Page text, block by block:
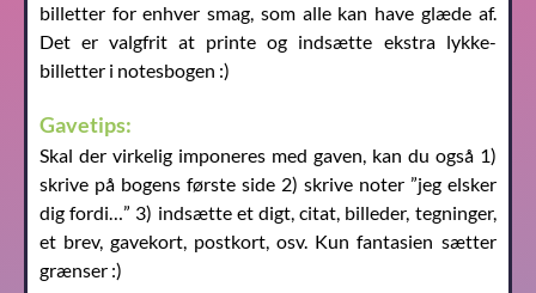
billetter for enhver smag, som alle kan have glæde af.
Det er valgfrit at printe og indsætte ekstra lykke-
billetter i notesbogen :)
Gavetips:
Skal der virkelig imponeres med gaven, kan du også 1)
skrive på bogens første side 2) skrive noter ”jeg elsker
dig fordi…” 3) indsætte et digt, citat, billeder, tegninger,
et brev, gavekort, postkort, osv. Kun fantasien sætter
grænser :)